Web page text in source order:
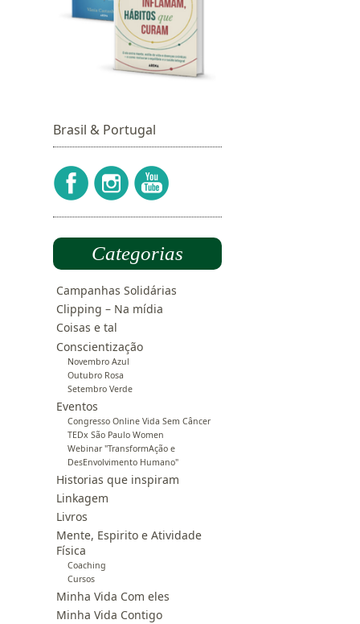
Brasil & Portugal
Categorias
Campanhas Solidárias
Clipping – Na mídia
Coisas e tal
Conscientização
Novembro Azul
Outubro Rosa
Setembro Verde
Eventos
Congresso Online Vida Sem Câncer
TEDx São Paulo Women
Webinar "TransformAção e
DesEnvolvimento Humano"
Historias que inspiram
Linkagem
Livros
Mente, Espirito e Atividade
Física
Coaching
Cursos
Minha Vida Com eles
Minha Vida Contigo